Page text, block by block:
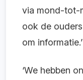
via mond-tot-
ook de
om informatie.’
‘We hebben